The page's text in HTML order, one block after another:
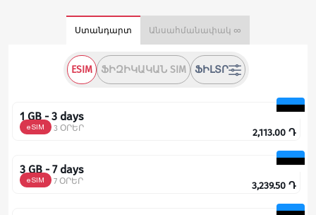
Ստանդարտ Անսահմանափակ ∞
ESIM ՖԻԶԻԿԱԿԱՆ SIM ՖԻԼՏՐ
1 GB - 3 days
eSIM 3 ՕՐԵՐ 2,113.00 Դ
3 GB - 7 days
eSIM 7 ՕՐԵՐ 3,239.50 Դ